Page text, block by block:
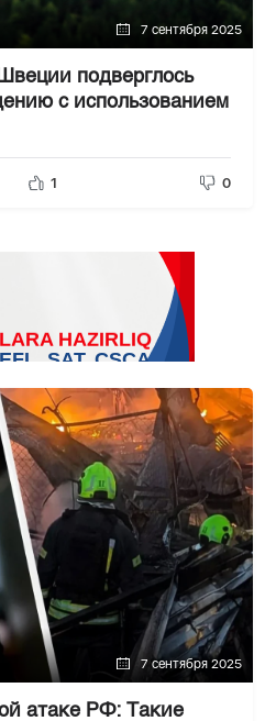
7 сентября 2025
подверглось
с использованием
1 0
7 сентября 2025
атаке РФ: Такие